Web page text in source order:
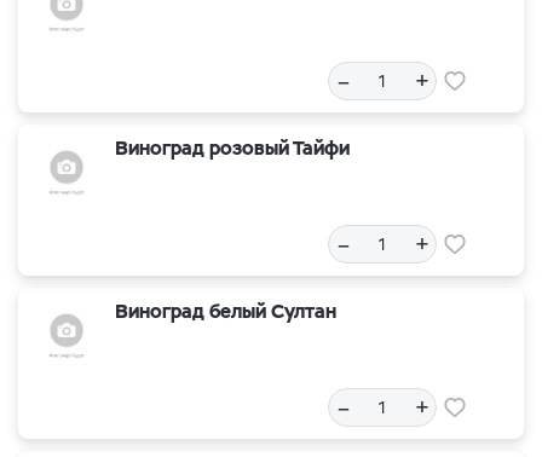
– +
Виноград розовый Тайфи
– +
Виноград белый Султан
– +